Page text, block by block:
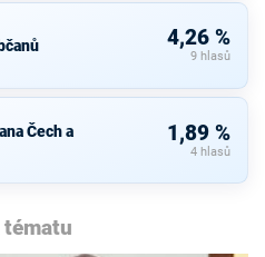
4,26 %
9 hlasů
Čech a
1,89 %
4 hlasů
tématu